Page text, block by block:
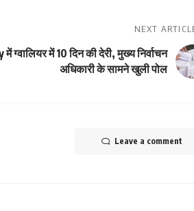
NEXT
ग्वालियर में 10 दिन की देरी, मुख्य निर्वाचन
अधिकारी के सामने खुली पोल
Leave a comment